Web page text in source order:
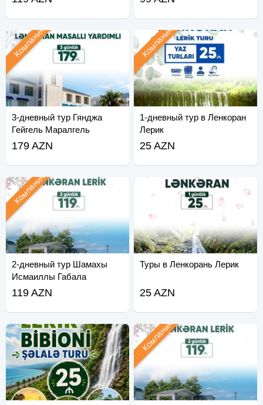
3-дневный тур Гянджа
Гейгель Маралгель
Компания
179 AZN
1-дневный тур в Ленкоран
Лерик
Компания
25 AZN
2-дневный тур Шамахы
Исмаиллы Габала
Компания
119 AZN
Туры в Ленкорань Лерик
25 AZN
Компания